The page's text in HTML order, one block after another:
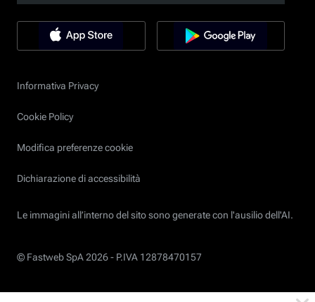
Informativa Privacy
Cookie Policy
Modifica preferenze cookie
Dichiarazione di accessibilità
Le immagini all’interno del sito sono generate con l'ausilio dell'AI.
© Fastweb SpA 2026 - P.IVA 12878470157